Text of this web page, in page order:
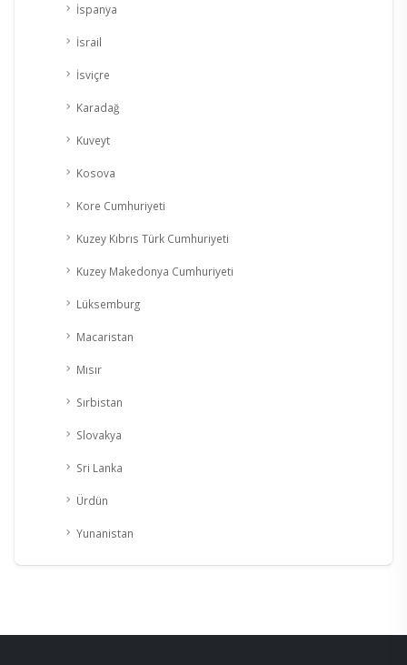
İspanya
İsrail
İsviçre
Karadağ
Kuveyt
Kosova
Kore Cumhuriyeti
Kuzey Kıbrıs Türk Cumhuriyeti
Kuzey Makedonya Cumhuriyeti
Lüksemburg
Macaristan
Mısır
Sırbistan
Slovakya
Sri Lanka
Ürdün
Yunanistan